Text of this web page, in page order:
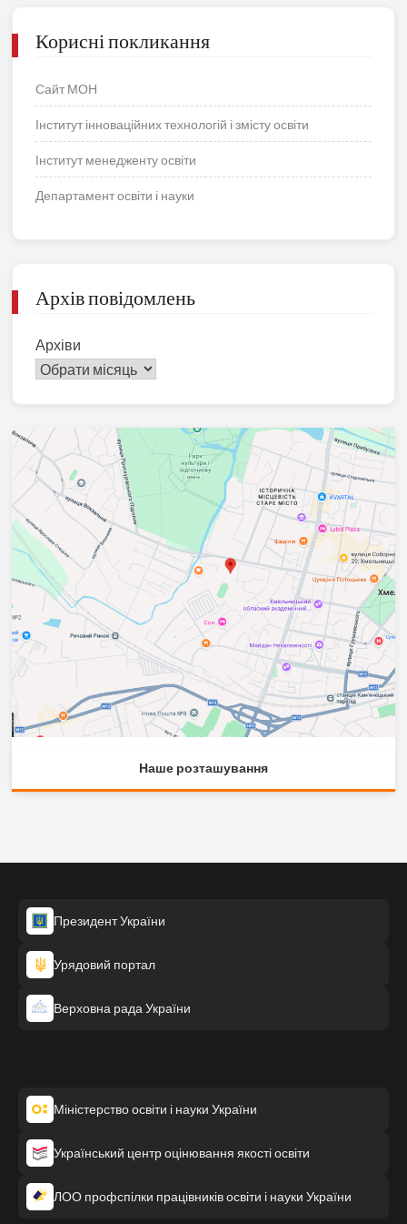
Корисні покликання
Сайт МОН
Інститут інноваційних технологій і змісту освіти
Інститут менедженту освіти
Департамент освіти і науки
Архів повідомлень
Архіви
Наше розташування
Президент України
Урядовий портал
Верховна рада України
Міністерство освіти і науки України
Український центр оцінювання якості освіти
ЛОО профспілки працівників освіти і науки України